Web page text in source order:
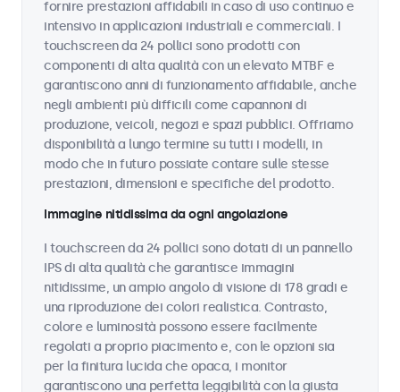
fornire prestazioni affidabili in caso di uso continuo e
intensivo in applicazioni industriali e commerciali. I
touchscreen da 24 pollici sono prodotti con
componenti di alta qualità con un elevato MTBF e
garantiscono anni di funzionamento affidabile, anche
negli ambienti più difficili come capannoni di
produzione, veicoli, negozi e spazi pubblici. Offriamo
disponibilità a lungo termine su tutti i modelli, in
modo che in futuro possiate contare sulle stesse
prestazioni, dimensioni e specifiche del prodotto.
Immagine nitidissima da ogni angolazione
I touchscreen da 24 pollici sono dotati di un pannello
IPS di alta qualità che garantisce immagini
nitidissime, un ampio angolo di visione di 178 gradi e
una riproduzione dei colori realistica. Contrasto,
colore e luminosità possono essere facilmente
regolati a proprio piacimento e, con le opzioni sia
per la finitura lucida che opaca, i monitor
garantiscono una perfetta leggibilità con la giusta